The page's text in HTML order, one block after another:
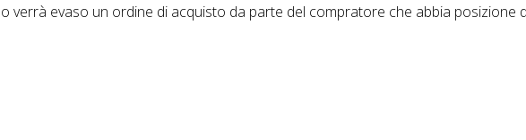
verrà evaso un ordine di acquisto da parte del compratore che abbia posizione